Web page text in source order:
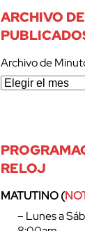
ARCHIVO
Archivo de
RELOJ
MATUTINO (
– Lunes a